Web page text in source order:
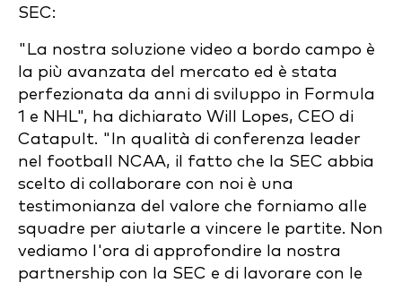
SEC:
"La nostra soluzione video a bordo campo è
la più avanzata del mercato ed è stata
perfezionata da anni di sviluppo in Formula
1 e NHL", ha dichiarato Will Lopes, CEO di
Catapult. "In qualità di conferenza leader
nel football NCAA, il fatto che la SEC abbia
scelto di collaborare con noi è una
testimonianza del valore che forniamo alle
squadre per aiutarle a vincere le partite. Non
vediamo l'ora di approfondire la nostra
partnership con la SEC e di lavorare con le